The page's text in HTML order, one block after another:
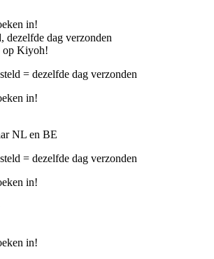
in!
dezelfde dag verzonden
op Kiyoh!
= dezelfde dag verzonden
in!
NL en BE
= dezelfde dag verzonden
in!
in!